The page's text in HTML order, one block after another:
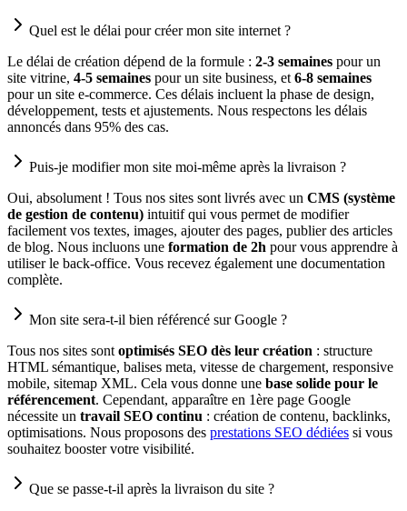
Quel est le délai pour créer mon site internet ?
Le délai de création dépend de la formule : 2-3 semaines pour un
site vitrine, 4-5 semaines pour un site business, et 6-8 semaines
pour un site e-commerce. Ces délais incluent la phase de design,
développement, tests et ajustements. Nous respectons les délais
annoncés dans 95% des cas.
Puis-je modifier mon site moi-même après la livraison ?
Oui, absolument ! Tous nos sites sont livrés avec un CMS (système
de gestion de contenu) intuitif qui vous permet de modifier
facilement vos textes, images, ajouter des pages, publier des articles
de blog. Nous incluons une formation de 2h pour vous apprendre à
utiliser le back-office. Vous recevez également une documentation
complète.
Mon site sera-t-il bien référencé sur Google ?
Tous nos sites sont optimisés SEO dès leur création : structure
HTML sémantique, balises meta, vitesse de chargement, responsive
mobile, sitemap XML. Cela vous donne une base solide pour le
référencement. Cependant, apparaître en 1ère page Google
nécessite un travail SEO continu : création de contenu, backlinks,
optimisations. Nous proposons des prestations SEO dédiées si vous
souhaitez booster votre visibilité.
Que se passe-t-il après la livraison du site ?